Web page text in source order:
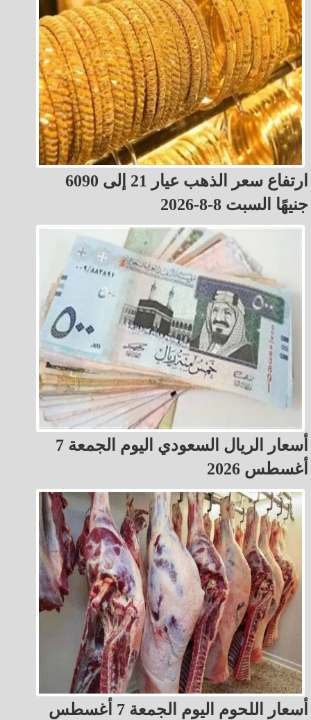
ارتفاع سعر الذهب عيار 21 إلى 6090
جنيهًا السبت 8-8-2026
أسعار الريال السعودي اليوم الجمعة 7
أغسطس 2026
أسعار اللحوم اليوم الجمعة 7 أغسطس